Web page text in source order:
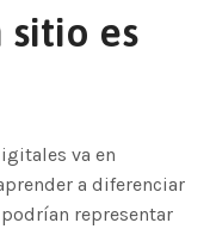
sitio es
va en
a diferenciar
representar